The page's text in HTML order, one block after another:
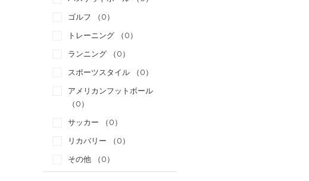
ゴルフ
（0）
トレーニング
（0）
ランニング
（0）
スポーツスタイル
（0）
アメリカンフットボール
（0）
サッカー
（0）
リカバリー
（0）
その他
（0）